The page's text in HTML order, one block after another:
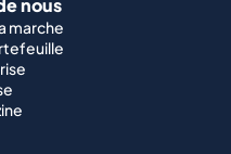
nous
marche